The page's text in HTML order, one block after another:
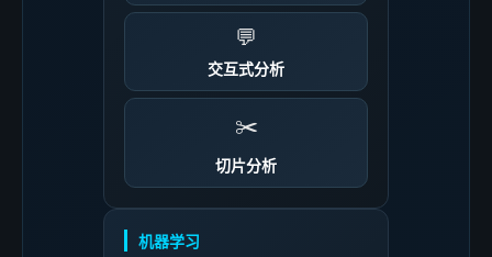
💬
交互式分析
✂️
切片分析
机器学习